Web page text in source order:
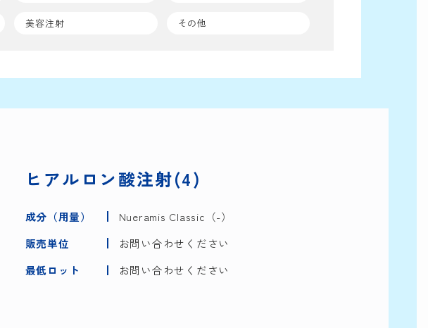
美容注射 その他
ヒアルロン酸注射(4)
成分（用量）
Nueramis Classic（-）
販売単位
お問い合わせください
最低ロット
お問い合わせください